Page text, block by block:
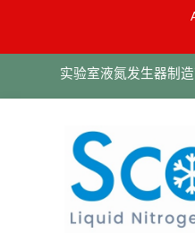
实验室液氮发生器制